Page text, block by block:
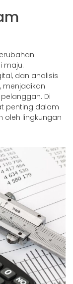
maju.
dan analisis
menjadikan
Di
penting dalam
oleh lingkungan